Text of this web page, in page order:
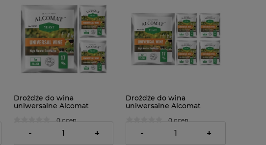
Drożdże do wina
uniwersalne Alcomat
0 ocen
14,82 zł
- +
Drożdże do wina
uniwersalne Alcomat
0 ocen
24,46 zł
- +